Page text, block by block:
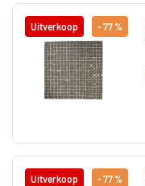
Uitverkoop - 77 %
Uitverkoop - 77 %